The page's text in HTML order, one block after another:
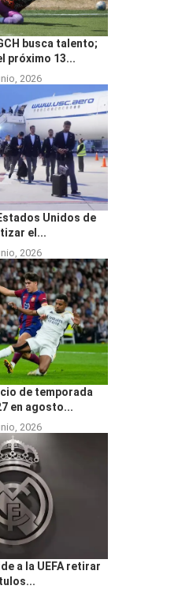
busca talento;
próximo 13...
2026
Unidos de
el...
2026
de temporada
en agosto...
2026
a la UEFA retirar